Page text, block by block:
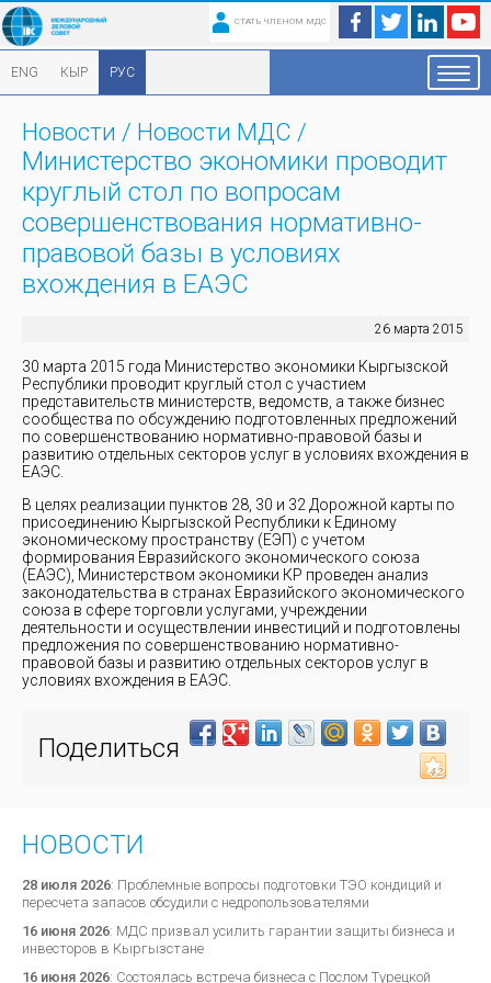
СТАТЬ ЧЛЕНОМ МДС
ENG КЫР РУС
Новости / Новости МДС /
Министерство экономики проводит
круглый стол по вопросам
совершенствования нормативно-
правовой базы в условиях
вхождения в ЕАЭС
26 марта 2015
30 марта 2015 года Министерство экономики Кыргызской
Республики проводит круглый стол с участием
представительств министерств, ведомств, а также бизнес
сообщества по обсуждению подготовленных предложений
по совершенствованию нормативно-правовой базы и
развитию отдельных секторов услуг в условиях вхождения в
ЕАЭС.
В целях реализации пунктов 28, 30 и 32 Дорожной карты по
присоединению Кыргызской Республики к Единому
экономическому пространству (ЕЭП) с учетом
формирования Евразийского экономического союза
(ЕАЭС), Министерством экономики КР проведен анализ
законодательства в странах Евразийского экономического
союза в сфере торговли услугами, учреждении
деятельности и осуществлении инвестиций и подготовлены
предложения по совершенствованию нормативно-
правовой базы и развитию отдельных секторов услуг в
условиях вхождения в ЕАЭС.
Поделиться
НОВОСТИ
28 июля 2026: Проблемные вопросы подготовки ТЭО кондиций и
пересчета запасов обсудили с недропользователями
16 июня 2026: МДС призвал усилить гарантии защиты бизнеса и
инвесторов в Кыргызстане
16 июня 2026: Состоялась встреча бизнеса с Послом Турецкой